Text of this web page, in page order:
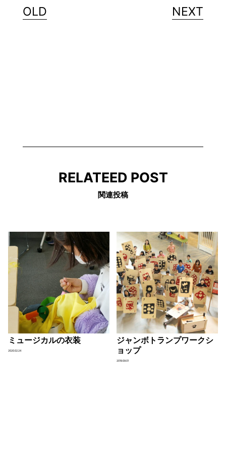
OLD NEXT
RELATEED POST
関連投稿
ミュージカルの衣装
2020.02.24
ジャンボトランプワークシ
ョップ
2019.09.01